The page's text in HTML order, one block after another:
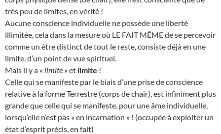
très peu de limites, en vérité !
Aucune conscience individuelle ne possède une liberté
illimitée, cela dans la mesure où LE FAIT MÊME de se percevoir
comme un être distinct de tout le reste, consiste déjà en une
limite, d’un point de vue spirituel.
Mais il y a « limite » et limite !
Celle qui se manifeste par le biais d’une prise de conscience
relative à la forme Terrestre (corps de chair), est infiniment plus
grande que celle qui se manifeste, pour une âme individuelle,
lorsqu’elle n’est pas « en incarnation » ! (occupée à exploiter un
état d’esprit précis, en fait)